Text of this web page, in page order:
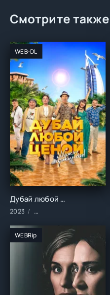
Смотрите
WEB-DL
Дубай любой ценой (2023)
2023 Фильмы/2023 год/
WEBRip